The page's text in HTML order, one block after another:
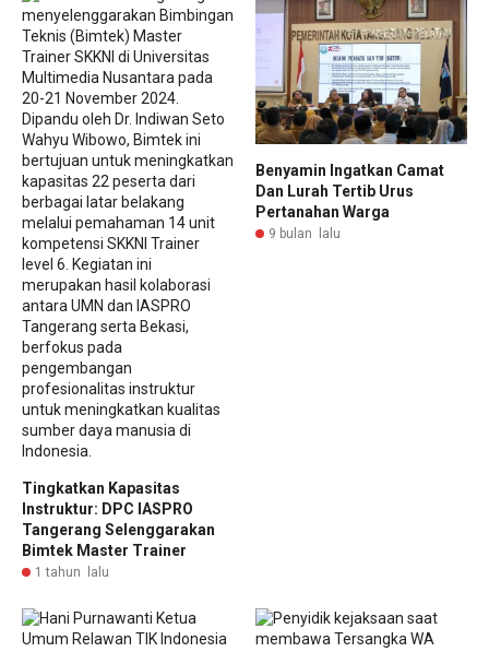
Tingkatkan Kapasitas
Instruktur: DPC IASPRO
Tangerang Selenggarakan
Bimtek Master Trainer
1 tahun lalu
Benyamin Ingatkan Camat
Dan Lurah Tertib Urus
Pertanahan Warga
9 bulan lalu